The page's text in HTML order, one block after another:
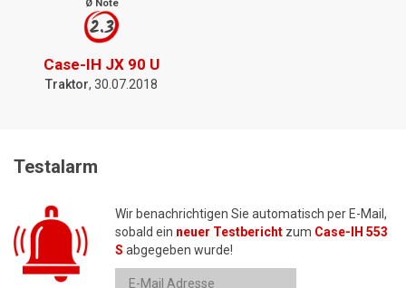
Ø Note
2.3
Case-IH JX 90 U
Traktor, 30.07.2018
Testalarm
Wir benachrichtigen Sie automatisch per E-Mail,
sobald ein neuer Testbericht zum Case-IH 553
S abgegeben wurde!